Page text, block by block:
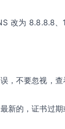
改为 8.8.8.8、
，不要忽视，
新的，证书过